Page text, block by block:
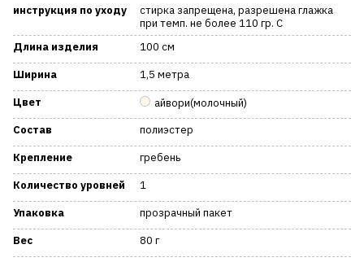
инструкция по уходу
стирка запрещена, разрешена глажка
при темп. не более 110 гр. С
Длина изделия
100 см
Ширина
1,5 метра
Цвет
айвори(молочный)
Состав
полиэстер
Крепление
гребень
Количество уровней
1
Упаковка
прозрачный пакет
Вес
80 г